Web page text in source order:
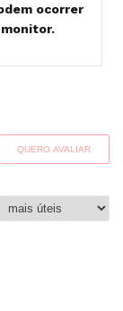
ocorrer
QUERO AVALIAR